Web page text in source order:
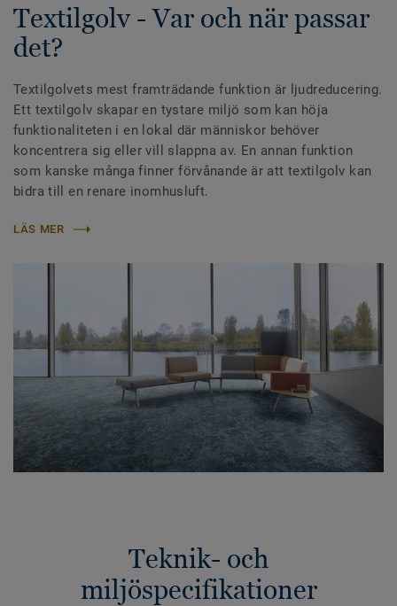
Textilgolv - Var och när passar
det?
Textilgolvets mest framträdande funktion är ljudreducering.
Ett textilgolv skapar en tystare miljö som kan höja
funktionaliteten i en lokal där människor behöver
koncentrera sig eller vill slappna av. En annan funktion
som kanske många finner förvånande är att textilgolv kan
bidra till en renare inomhusluft.
LÄS MER
Teknik- och
miljöspecifikationer